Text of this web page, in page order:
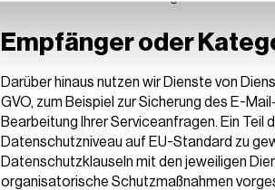
Empfänger oder
Darüber hinaus nutzen wir Dienste von
GVO, zum Beispiel zur Sicherung des E-
Bearbeitung Ihrer Serviceanfragen. Ein Teil
Datenschutzniveau auf EU-Standard zu
Datenschutzklauseln mit den jeweiligen
organisatorische Schutzmaßnahmen